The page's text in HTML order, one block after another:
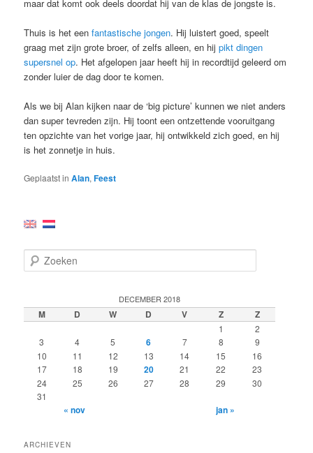
maar dat komt ook deels doordat hij van de klas de jongste is.
Thuis is het eenfantastische jongen. Hij luistert goed, speelt
graag met zijn grote broer, of zelfs alleen, en hijpikt dingen
supersnel op. Het afgelopen jaar heeft hij in recordtijd geleerd om
zonder luier de dag door te komen.
Als we bij Alan kijken naar de ‘big picture’ kunnen we niet anders
dan super tevreden zijn. Hij toont een ontzettende vooruitgang
ten opzichte van het vorige jaar, hij ontwikkeld zich goed, en hij
is het zonnetje in huis.
Geplaatst in Alan,Feest
o
e
n
DECEMBER 2018
M D W D V Z Z
1
2
3
4 5 6 7 8
9
10
11 12 13 14 15
16
17
18 19 20 21 22
23
24
25 26 27 28 29
30
31
« nov jan »
ARCHIEVEN